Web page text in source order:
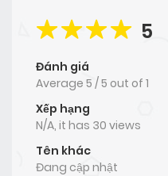
5
Đánh giá
Average 5 /5 out of 1
Xếp hạng
N/A, it has 30 views
Tên khác
Đang cập nhật